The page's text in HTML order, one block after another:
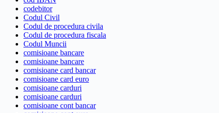
codebitor
Codul Civil
Codul de procedura civila
Codul de procedura fiscala
Codul Muncii
comisioane bancare
comisioane bancare
comisioane card bancar
comisioane card euro
comisioane carduri
comisioane carduri
comisioane cont bancar